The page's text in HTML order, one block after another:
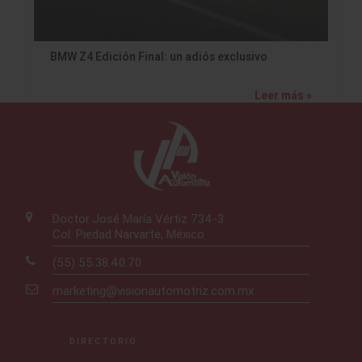
BMW Z4 Edición Final: un adiós exclusivo
Leer más »
Doctor José María Vértiz 734-3
Col. Piedad Narvarte, México
(55) 55.38.40.70
marketing@visionautomotriz.com.mx
DIRECTORIO